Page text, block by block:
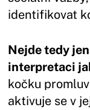
identifikovat
Nejde tedy
interpretaci
kočku
aktivuje se v